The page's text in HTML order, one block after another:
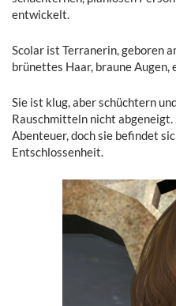
entwickelt.
Scolar ist Terranerin, geboren
brünettes Haar, braune Augen,
Sie ist klug, aber schüchtern
Rauschmitteln nicht
Abenteuer, doch sie befindet
Entschlossenheit.